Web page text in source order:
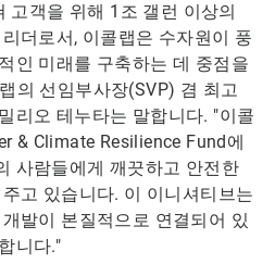
고객을 위해 1조 갤런 이상의
더로서, 이콜랩은 수자원이 풍
인 미래를 구축하는 데 중점을
의 선임부사장(SVP) 겸 최고
리오 테누타는 말합니다. "이콜
& Climate Resilience Fund에
사람들에게 깨끗하고 안전한
고 있습니다. 이 이니셔티브는
발이 본질적으로 연결되어 있
니다."